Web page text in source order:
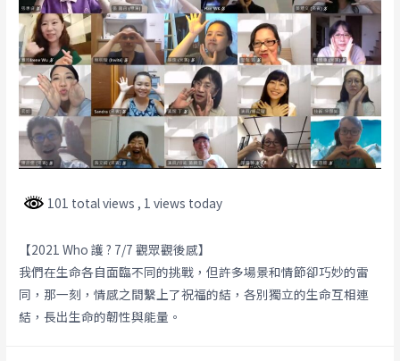
101 total views , 1 views today
【2021 Who 護 ? 7/7 觀眾觀後感】
我們在生命各自面臨不同的挑戰，但許多場景和情節卻巧妙的雷
同，那一刻，情感之間繫上了祝福的結，各別獨立的生命互相連
結，長出生命的韌性與能量。